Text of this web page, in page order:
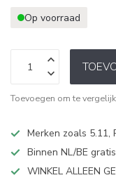
Op voorraad
Toevoegen om te
Merken zoals 5.11,
Binnen NL/BE
WINKEL ALLEEN